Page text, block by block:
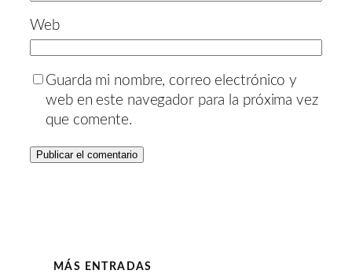
Web
Guarda mi nombre, correo electrónico y
web en este navegador para la próxima vez
que comente.
MÁS ENTRADAS